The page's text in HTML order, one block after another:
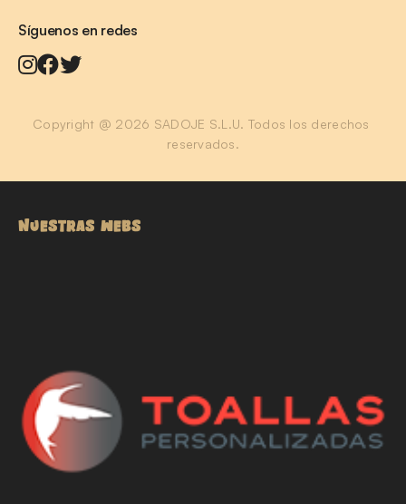
Síguenos en redes
Copyright @ 2026 SADOJE S.L.U. Todos los derechos
reservados.
NUESTRAS WEBS